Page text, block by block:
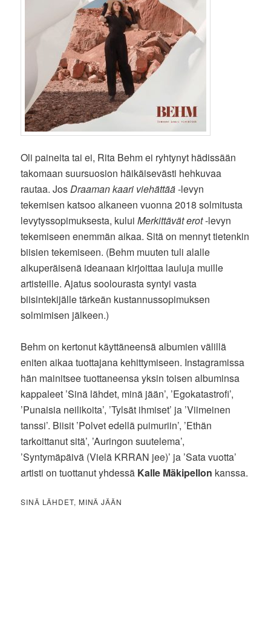
Oli paineita tai ei, Rita Behm ei ryhtynyt hädissään
takomaan suursuosion häikäisevästi hehkuvaa
rautaa. JosDraaman kaari viehättää-levyn
tekemisen katsoo alkaneen vuonna 2018 solmitusta
levytyssopimuksesta, kuluiMerkittävät erot-levyn
tekemiseen enemmän aikaa. Sitä on mennyt tietenkin
biisien tekemiseen. (Behm muuten tuli alalle
alkuperäisenä ideanaan kirjoittaa lauluja muille
artisteille. Ajatus soolourasta syntyi vasta
biisintekijälle tärkeän kustannussopimuksen
solmimisen jälkeen.)
Behm on kertonut käyttäneensä albumien välillä
eniten aikaa tuottajana kehittymiseen. Instagramissa
hän mainitsee tuottaneensa yksin toisen albuminsa
kappaleet ’Sinä lähdet, minä jään’, ’Egokatastrofi’,
’Punaisia neilikoita’, ’Tylsät ihmiset’ ja ’Viimeinen
tanssi’. Biisit ’Polvet edellä puimuriin’, ’Ethän
tarkoittanut sitä’, ’Auringon suutelema’,
’Syntymäpäivä (Vielä KRRAN jee)’ ja ’Sata vuotta’
artisti on tuottanut yhdessä Kalle Mäkipellon kanssa.
SINÄ LÄHDET, MINÄ JÄÄN